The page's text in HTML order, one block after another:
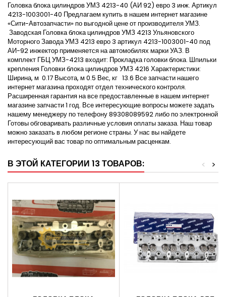
Головка блока цилиндров УМЗ 4213-40 (АИ 92) евро 3 инж. Артикул
4213-1003001-40 Предлагаем купить в нашем интернет магазине
«Сити-Автозапчасти» по выгодной цене от производителя УМЗ.
Заводская Головка блока цилиндров УМЗ 4213 Ульяновского
Моторного Завода УМЗ 4213 евро 3 артикул 4213-1003001-40 под
АИ-92 инжектор применяется на автомобилях марки УАЗ. В
комплект ГБЦ УМЗ-4213 входит: Прокладка головки блока. Шпильки
крепления Головки блока цилиндров УМЗ 4216 Характеристики:
Ширина, м 0.17 Высота, м 0.5 Вес, кг 13.6 Все запчасти нашего
интернет магазина проходят отдел технического контроля.
Расширенная гарантия на все предоставленные в нашем интернет
магазине запчасти 1 год. Все интересующие вопросы можете задать
нашему менеджеру по телефону 89308089592 либо по электронной
Готовы обговаривать различные условия оплаты заказа. Наш товар
можно заказать в любом регионе страны. У нас вы найдете
интересующий вас товар по оптимальным расценкам.
В ЭТОЙ КАТЕГОРИИ 13 ТОВАРОВ: >
<